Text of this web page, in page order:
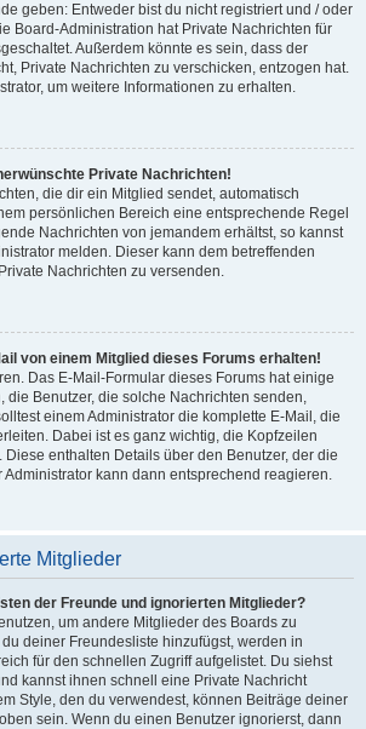
geben: Entweder bist du nicht registriert und / oder
Board-Administration hat Private Nachrichten für
Außerdem könnte es sein, dass der
Private Nachrichten zu verschicken, entzogen hat.
um weitere Informationen zu erhalten.
Private Nachrichten!
die dir ein Mitglied sendet, automatisch
persönlichen Bereich eine entsprechende Regel
Nachrichten von jemandem erhältst, so kannst
melden. Dieser kann dem betreffenden
Nachrichten zu versenden.
von einem Mitglied dieses Forums erhalten!
Das E-Mail-Formular dieses Forums hat einige
die Benutzer, die solche Nachrichten senden,
einem Administrator die komplette E-Mail, die
Dabei ist es ganz wichtig, die Kopfzeilen
enthalten Details über den Benutzer, der die
Administrator kann dann entsprechend reagieren.
Mitglieder
der Freunde und ignorierten Mitglieder?
um andere Mitglieder des Boards zu
deiner Freundesliste hinzufügst, werden in
für den schnellen Zugriff aufgelistet. Du siehst
kannst ihnen schnell eine Private Nachricht
Style, den du verwendest, können Beiträge deiner
sein. Wenn du einen Benutzer ignorierst, dann